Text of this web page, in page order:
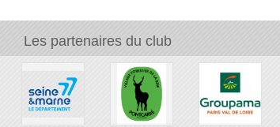
Les partenaires du club